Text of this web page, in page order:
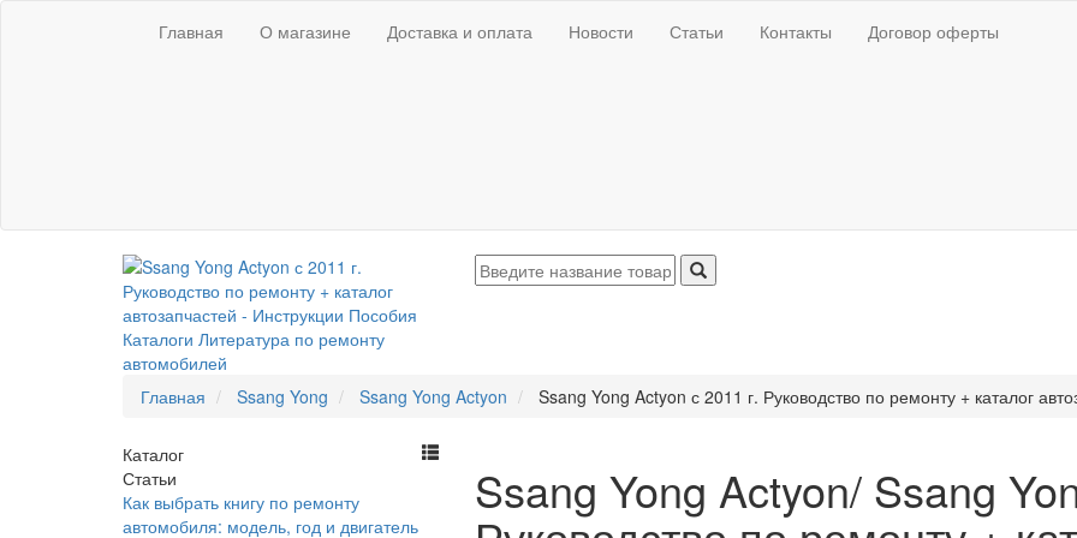
Главная О магазине Доставка и оплата Новости Статьи Контакты Договор оферты
Главная Ssang Yong Ssang Yong Actyon Ssang Yong Actyon с 2011 г. Руководство по ремонту + каталог
Каталог
Статьи
Как выбрать книгу по ремонту
автомобиля: модель, год и двигатель
Ssang Yong Actyon/ Ssang